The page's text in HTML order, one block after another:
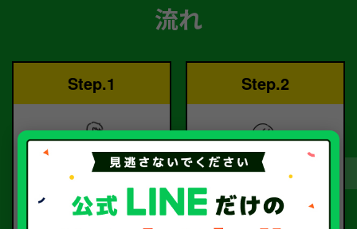
流れ
Step.1
ご依頼
お電話または査定フォー
Step.2
査定
査定のプロが